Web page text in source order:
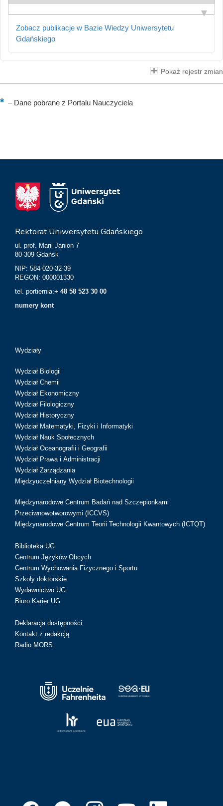
Zobacz publikacje w Bazie Wiedzy Uniwersytetu
Gdańskiego
Pokaż rejestr zmian
–Dane pobrane z Portalu Nauczyciela
Rektorat Uniwersytetu Gdańskiego
ul. prof. Marii Janion 7
80-309 Gdańsk
NIP: 584-020-32-39
REGON: 000001330
tel. portiernia:+ 48 58 523 30 00
numery kont
Wydziały
Wydział Biologii
Wydział Chemii
Wydział Ekonomiczny
Wydział Filologiczny
Wydział Historyczny
Wydział Matematyki, Fizyki i Informatyki
Wydział Nauk Społecznych
Wydział Oceanografii i Geografii
Wydział Prawa i Administracji
Wydział Zarządzania
Międzyuczelniany Wydział Biotechnologii
Międzynarodowe Centrum Badań nad Szczepionkami
Przeciwnowotworowymi (ICCVS)
Międzynarodowe Centrum Teorii Technologii Kwantowych (ICTQT)
Biblioteka UG
Centrum Języków Obcych
Centrum Wychowania Fizycznego i Sportu
Szkoły doktorskie
Wydawnictwo UG
Biuro Karier UG
Deklaracja dostępności
Kontakt z redakcją
Radio MORS